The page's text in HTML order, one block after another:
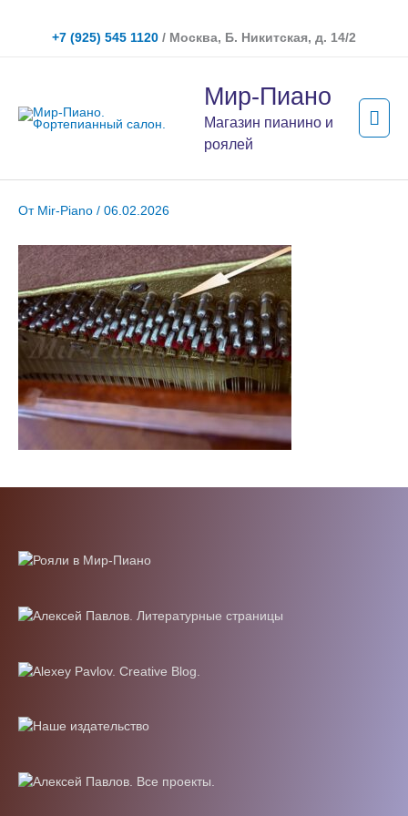
содержимому
+7 (925) 545 1120 / Москва, Б. Никитская, д. 14/2
Мир-Пиано
Магазин пианино и
роялей
От Mir-Piano / 06.02.2026